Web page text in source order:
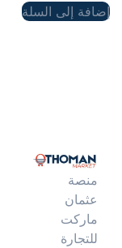
إضافة إلى السلة
منصة
عثمان
ماركت
للتجارة